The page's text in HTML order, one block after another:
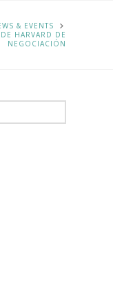
& EVENTS
HARVARD DE
NEGOCIACIÓN